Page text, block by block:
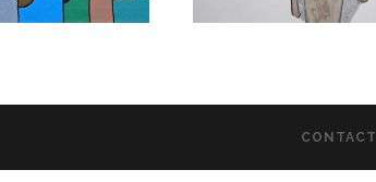
CONTACT